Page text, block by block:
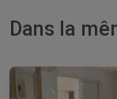
Dans la